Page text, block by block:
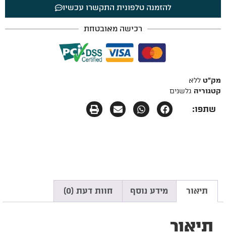
להזמנה טלפונית התקשרו עכשיו
רכישה מאובטחת
מק"ט ללא
קטגוריה גלשנים
שתפו:
תיאור מידע נוסף חוות דעת (0)
תיאור